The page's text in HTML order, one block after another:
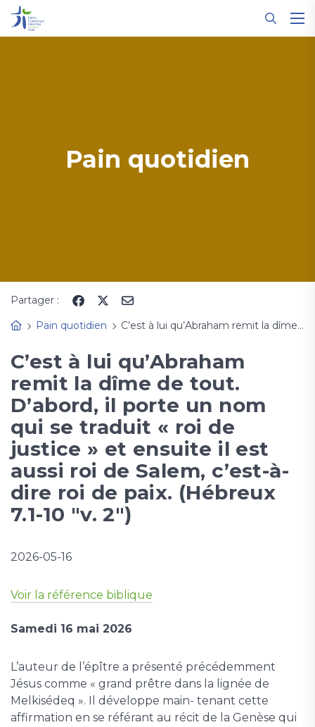
Pain quotidien
Partager :
Pain quotidien
C’est à lui qu’Abraham remit la dîme de tout. D’abord, il porte un nom qui se traduit « roi de justice » et ensuite il est aussi roi de Salem, c’est-à-dire roi de paix. (Hébreux 7.1-10 "v. 2")
C’est à lui qu’Abraham
remit la dîme de tout.
D’abord, il porte un nom
qui se traduit « roi de
justice » et ensuite il est
aussi roi de Salem, c’est-à-
dire roi de paix. (Hébreux
7.1-10 "v. 2")
2026-05-16
Voir la référence biblique
Samedi 16 mai 2026
L’auteur de l’épître a présenté précédemment
Jésus comme « grand prêtre dans la lignée de
Melkisédeq ». Il développe main- tenant cette
affirmation en se référant au récit de la Genèse qui
Panneau de gestion des cookies